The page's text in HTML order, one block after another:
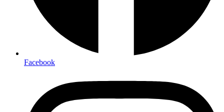
Facebook